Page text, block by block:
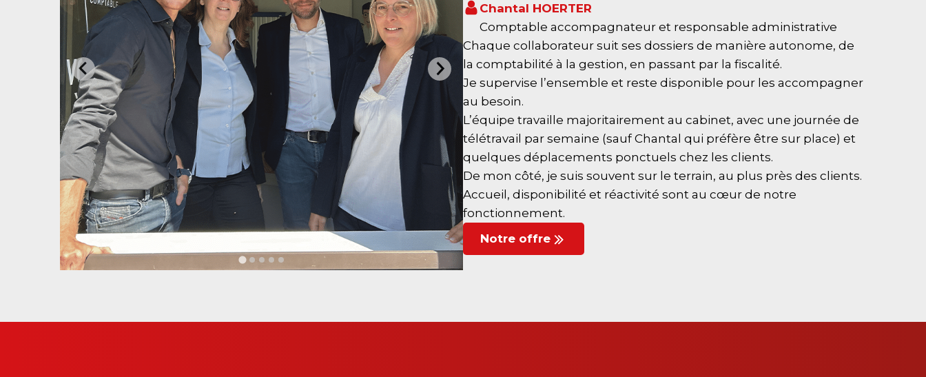
Chantal HOERTER
Comptable accompagnateur et responsable administrative
Chaque collaborateur suit ses dossiers de manière autonome, de
la comptabilité à la gestion, en passant par la fiscalité.
Je supervise l’ensemble et reste disponible pour les accompagner
au besoin.
L’équipe travaille majoritairement au cabinet, avec une journée de
télétravail par semaine (sauf Chantal qui préfère être sur place) et
quelques déplacements ponctuels chez les clients.
De mon côté, je suis souvent sur le terrain, au plus près des clients.
Accueil, disponibilité et réactivité sont au cœur de notre
fonctionnement.
Notre offre